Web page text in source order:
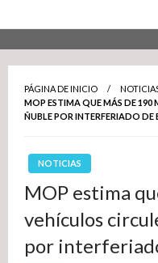
al
contenido
PÁGINA DE INICIO
MOP ESTIMA QUE MÁS DE 190
ÑUBLE POR INTERFERIADO DE
NOTICIAS
MOP estima
vehículos
por